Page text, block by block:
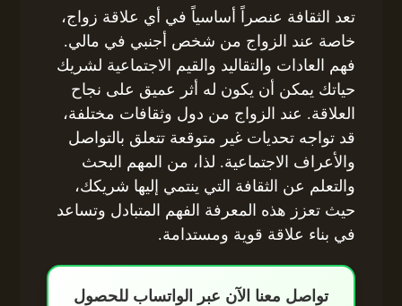
تعد الثقافة عنصراً أساسياً في أي علاقة زواج،
خاصة عند الزواج من شخص أجنبي في مالي.
فهم العادات والتقاليد والقيم الاجتماعية لشريك
حياتك يمكن أن يكون له أثر عميق على نجاح
العلاقة. عند الزواج من دول وثقافات مختلفة،
قد تواجه تحديات غير متوقعة تتعلق بالتواصل
والأعراف الاجتماعية. لذا، من المهم البحث
والتعلم عن الثقافة التي ينتمي إليها شريكك،
حيث تعزز هذه المعرفة الفهم المتبادل وتساعد
في بناء علاقة قوية ومستدامة.
تواصل معنا الآن عبر الواتساب للحصول